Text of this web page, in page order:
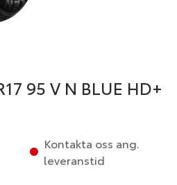
95 V N BLUE HD+
Kontakta oss ang.
leveranstid